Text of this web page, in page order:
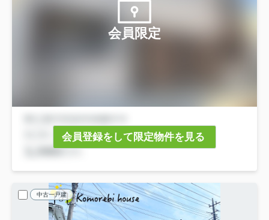
会員限定
会員登録をして限定物件を見る
中古一戸建